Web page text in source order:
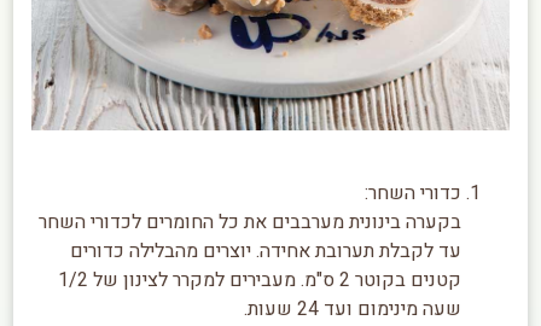
כדורי השחר:
בקערה בינונית מערבבים את כל החומרים לכדורי השחר
עד לקבלת תערובת אחידה. יוצרים מהבלילה כדורים
קטנים בקוטר 2 ס"מ. מעבירים למקרר לצינון של 1/2
שעה מינימום ועד 24 שעות.